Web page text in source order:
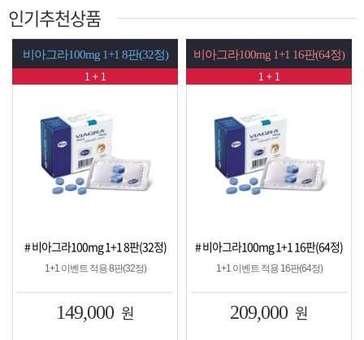
인기추천상품
비아그라100mg 1+1 8판(32정)
# 비아그라100mg 1+1 8판(32정)
1+1 이벤트 적용 8판(32정)
149,000 원
1 + 1
비아그라100mg 1+1 16판(64정)
# 비아그라100mg 1+1 16판(64정)
1+1 이벤트 적용 16판(64정)
209,000 원
1 + 1